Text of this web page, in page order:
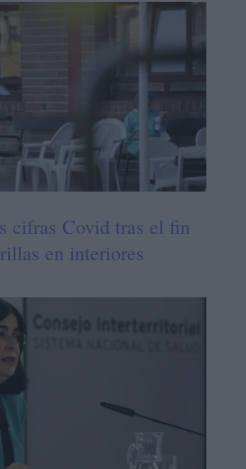
cifras Covid tras el fin
en interiores